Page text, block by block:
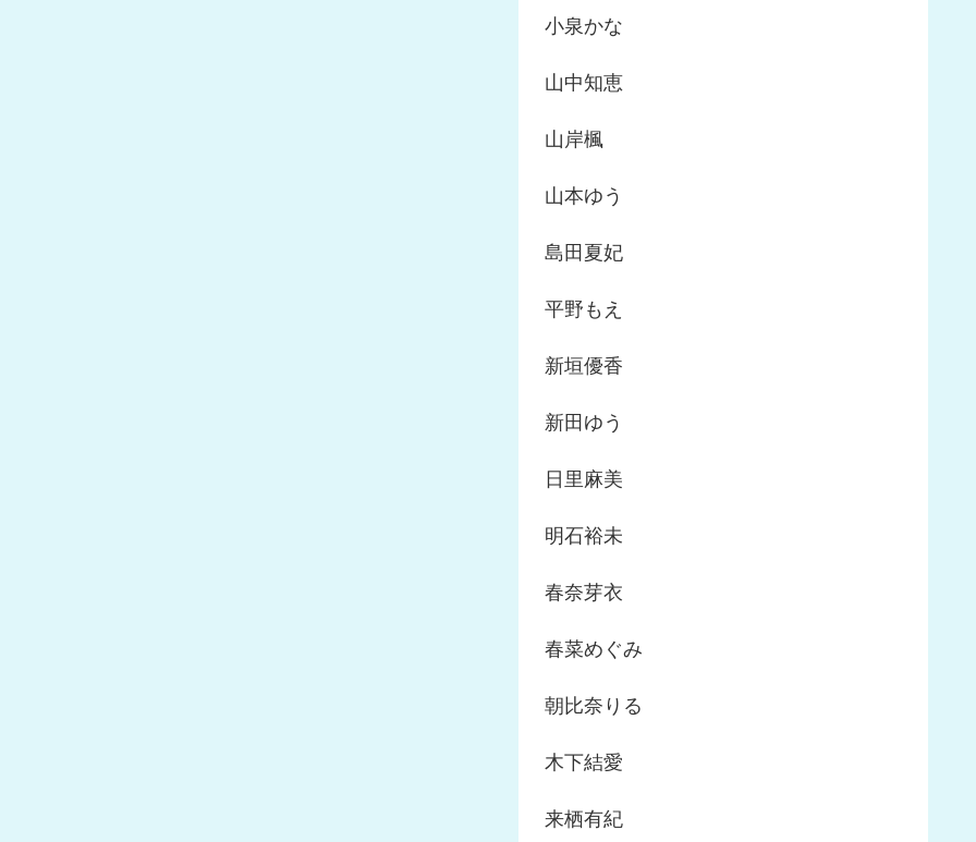
小泉かな
山中知恵
山岸楓
山本ゆう
島田夏妃
平野もえ
新垣優香
新田ゆう
日里麻美
明石裕未
春奈芽衣
春菜めぐみ
朝比奈りる
木下結愛
来栖有紀